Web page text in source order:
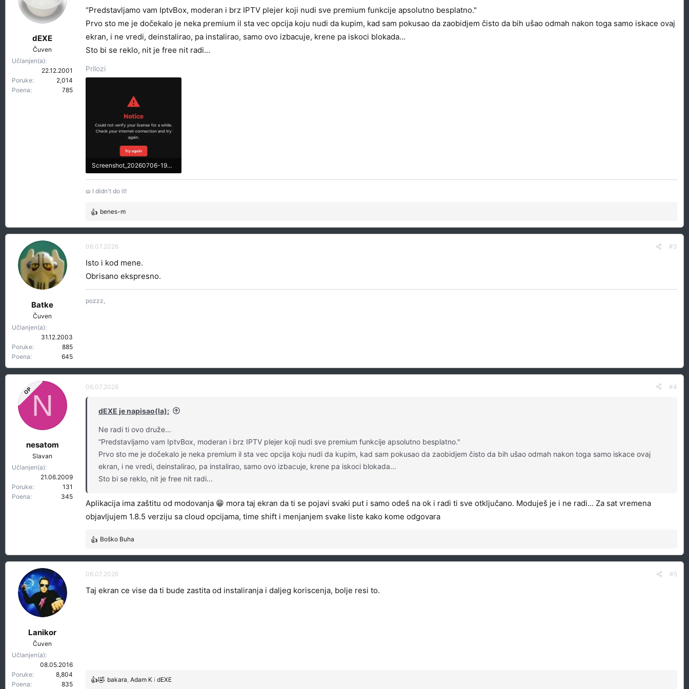
a
a
:
dEXE
Čuven
Učlanjen(a)
22.12.2001
Poruke
2,014
Poena
785
“Predstavljamo vam IptvBox, moderan i brz IPTV plejer koji nudi sve premium funkcije apsolutno besplatno."
Prvo sto me je dočekalo je neka premium il sta vec opcija koju nudi da kupim, kad sam pokusao da zaobidjem čisto da bih ušao odmah nakon toga samo iskace ovaj
ekran, i ne vredi, deinstalirao, pa instalirao, samo ovo izbacuje, krene pa iskoci blokada...
Sto bi se reklo, nit je free nit radi...
Prilozi
Screenshot_20260706-193740_IptvBox.webp
11.8 KB · Pregleda: 119
ɷ I didn't do it!
R
e
a
g
v
a
a
benes-m
Batke
Čuven
Učlanjen(a)
31.12.2003
Poruke
885
Poena
645
06.07.2026 #3
Isto i kod mene.
Obrisano ekspresno.
pozzz,
OPN
nesatom
Slavan
Učlanjen(a)
21.06.2009
Poruke
131
Poena
345
06.07.2026 #4
dEXE je napisao(la):
Ne radi ti ovo druže...
“Predstavljamo vam IptvBox, moderan i brz IPTV plejer koji nudi sve premium funkcije apsolutno besplatno."
Prvo sto me je dočekalo je neka premium il sta vec opcija koju nudi da kupim, kad sam pokusao da zaobidjem čisto da bih ušao odmah nakon toga samo iskace ovaj
ekran, i ne vredi, deinstalirao, pa instalirao, samo ovo izbacuje, krene pa iskoci blokada...
Sto bi se reklo, nit je free nit radi...
Aplikacija ima zaštitu od modovanja 😁 mora taj ekran da ti se pojavi svaki put i samo odeš na ok i radi ti sve otključano. Moduješ je i ne radi... Za sat vremena
objavljujem 1.8.5 verziju sa cloud opcijama, time shift i menjanjem svake liste kako kome odgovara
R
e
a
g
v
Boško Buha
Lanikor
Čuven
Učlanjen(a)
08.05.2016
Poruke
8,804
Poena
835
06.07.2026 #5
Taj ekran ce vise da ti bude zastita od instaliranja i daljeg koriscenja, bolje resi to.
R
bakara Adam K i dEXE